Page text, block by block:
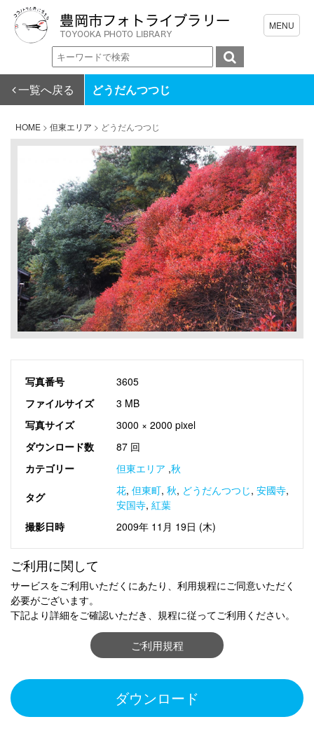
一覧へ戻る どうだんつつじ
HOME > 但東エリア > どうだんつつじ
写真番号
3605
ファイルサイズ
3 MB
写真サイズ
3000 × 2000 pixel
ダウンロード数
87 回
カテゴリー
但東エリア ,秋
タグ 花, 但東町, 秋, どうだんつつじ, 安國寺,
安国寺, 紅葉
撮影日時
2009年 11月 19日 (木)
ご利用に関して
サービスをご利用いただくにあたり、利用規程にご同意いただく
必要がございます。
下記より詳細をご確認いただき、規程に従ってご利用ください。
ご利用規程
ダウンロード